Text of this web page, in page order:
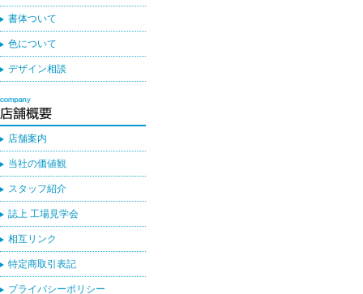
書体ついて
色について
デザイン相談
店舗案内
当社の価値観
スタッフ紹介
誌上 工場見学会
相互リンク
特定商取引表記
プライバシーポリシー